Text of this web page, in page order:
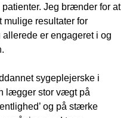
Jeg brænder for at
mulige resultater for
er engageret i og
sygeplejerske i
lægger stor vægt på
og på stærke